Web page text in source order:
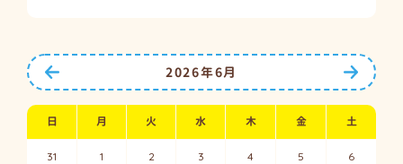
次の月
2026年6月
日 月 火 水 木 金 土
31 1 2 3 4 5 6